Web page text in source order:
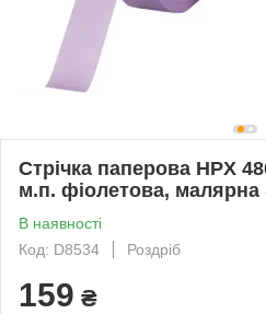
Стрічка паперова HPX
м.п. фіолетова, малярна
В наявності
Код: D8534
Роздріб
159 ₴